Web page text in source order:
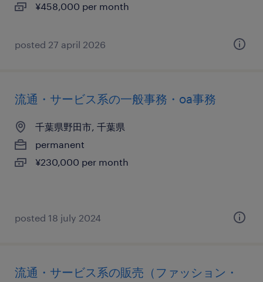
¥458,000 per month
posted 27 april 2026
流通・サービス系の一般事務・oa事務
千葉県野田市, 千葉県
permanent
¥230,000 per month
posted 18 july 2024
流通・サービス系の販売（ファッション・